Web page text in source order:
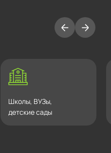
Школы, ВУЗы,
детские сады